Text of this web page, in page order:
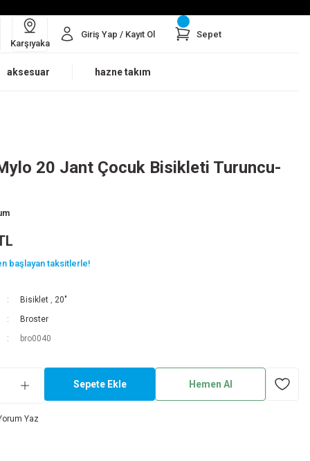
Karşıyaka
Giriş Yap / Kayıt Ol Sepet
aksesuar hazne takım
20 Jant Çocuk Bisikleti Turuncu-
başlayan taksitlerle!
Bisiklet , 20"
Broster
bro0040
Sepete Ekle Hemen Al
Yaz